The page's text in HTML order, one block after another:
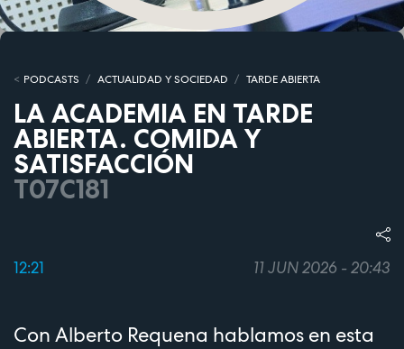
PODCASTS ACTUALIDAD Y SOCIEDAD TARDE ABIERTA
LA ACADEMIA EN TARDE
ABIERTA. COMIDA Y
SATISFACCIÓN
T07C181
12:21 11 JUN 2026 - 20:43
Con Alberto Requena hablamos en esta